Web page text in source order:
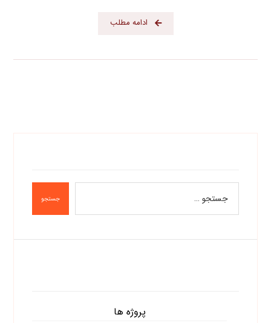
ادامه مطلب
جستجو
پروژه ها